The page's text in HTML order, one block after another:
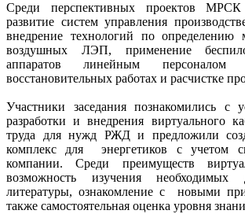
Среди перспективных проектов МРСК
развитие систем управления
внедрение технологий по определению
воздушных ЛЭП, применение
аппаратов линейным персоналом
восстановительных работах и расчистке
Участники заседания познакомились
разработки и внедрения виртуального
труда для нужд РЖД и предложили
комплекс для энергетиков с учетом
компании. Среди преимуществ
возможность изучения
литературы, ознакомление с новыми
также самостоятельная оценка уровня